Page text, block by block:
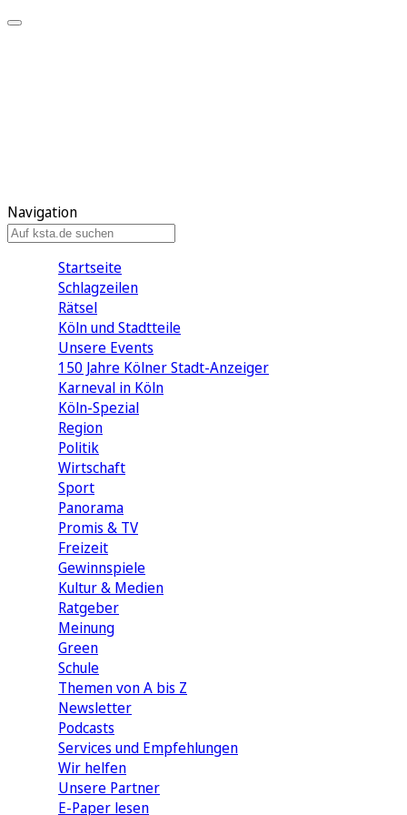
Navigation
Startseite
Schlagzeilen
Rätsel
Köln und Stadtteile
Unsere Events
150 Jahre Kölner Stadt-Anzeiger
Karneval in Köln
Köln-Spezial
Region
Politik
Wirtschaft
Sport
Panorama
Promis & TV
Freizeit
Gewinnspiele
Kultur & Medien
Ratgeber
Meinung
Green
Schule
Themen von A bis Z
Newsletter
Podcasts
Services und Empfehlungen
Wir helfen
Unsere Partner
E-Paper lesen